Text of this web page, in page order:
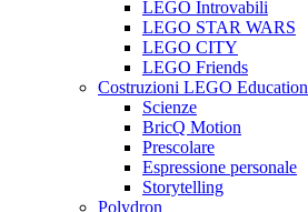
LEGO Introvabili
LEGO STAR WARS
LEGO CITY
LEGO Friends
Costruzioni LEGO Education
Scienze
BricQ Motion
Prescolare
Espressione personale
Storytelling
Polydron